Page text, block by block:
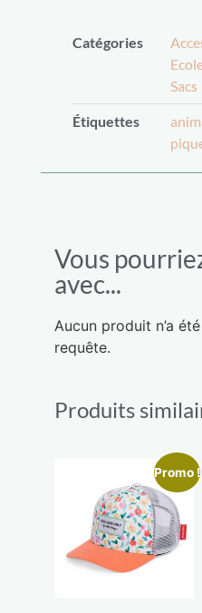
Catégories
Sacs
Étiquettes
Vous
avec...
Aucun produit n’a
requête.
Produits
Promo !